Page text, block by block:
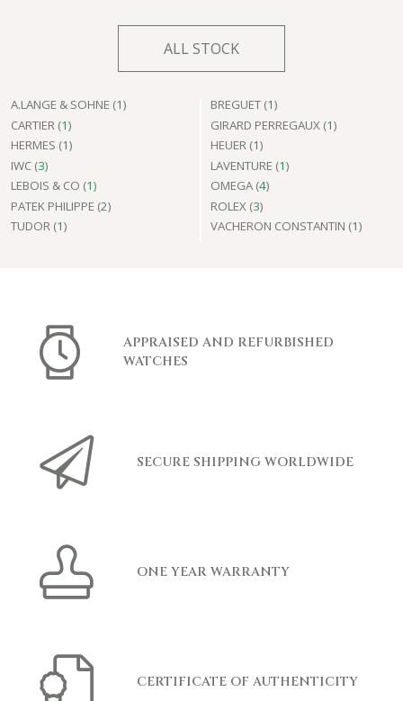
ALL STOCK
A.LANGE & SOHNE (1) BREGUET (1)
CARTIER (1) GIRARD PERREGAUX (1)
HERMES (1) HEUER (1)
IWC (3) LAVENTURE (1)
LEBOIS & CO (1) OMEGA (4)
PATEK PHILIPPE (2) ROLEX (3)
TUDOR (1) VACHERON CONSTANTIN (1)
APPRAISED AND REFURBISHED
WATCHES
SECURE SHIPPING WORLDWIDE
ONE YEAR WARRANTY
CERTIFICATE OF AUTHENTICITY